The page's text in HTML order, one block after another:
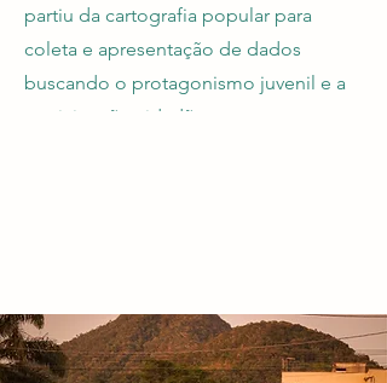
partiu da cartografia popular para
coleta e apresentação de dados
buscando o protagonismo juvenil e a
participação cidadã.